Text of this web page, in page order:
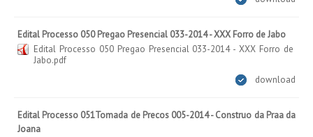
Edital Processo 050 Pregao Presencial 033-2014 - XXX Forro de Jabo
Edital Processo 050 Pregao Presencial 033-2014 - XXX Forro de
Jabo.pdf
download
Edital Processo 051Tomada de Precos 005-2014 - Construo da Praa da
Joana